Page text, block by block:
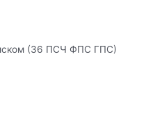
(36 ПСЧ ФПС ГПС)